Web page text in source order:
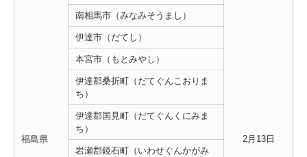
福島県 2月13日
南相馬市（みなみそうまし）
伊達市（だてし）
本宮市（もとみやし）
伊達郡桑折町（だてぐんこおりま
ち）
伊達郡国見町（だてぐんくにみま
ち）
岩瀬郡鏡石町（いわせぐんかがみ